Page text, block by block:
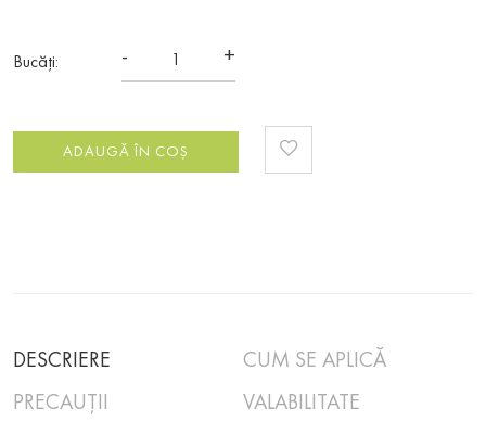
Bucăți: - +
ADAUGĂ ÎN COȘ
DESCRIERE
CUM SE APLICĂ
PRECAUȚII
VALABILITATE